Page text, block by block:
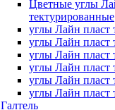
Цветные углы
тектурированные
углы Лайн пласт
углы Лайн пласт
углы Лайн пласт
углы Лайн пласт
углы Лайн пласт
углы Лайн пласт
Галтель